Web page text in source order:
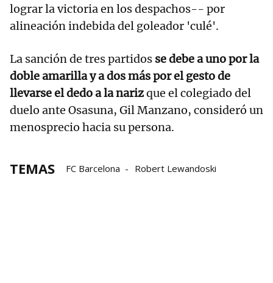
lograr la victoria en los despachos-- por
alineación indebida del goleador 'culé'.
La sanción de tres partidos se debe a uno por la
doble amarilla y a dos más por el gesto de
llevarse el dedo a la narizque el colegiado del
duelo ante Osasuna, Gil Manzano, consideró un
menosprecio hacia su persona.
TEMAS FC Barcelona Robert Lewandoski